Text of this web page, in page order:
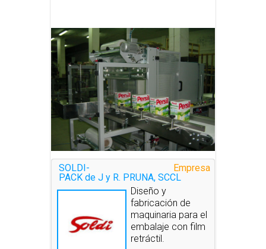
Empresa
SOLDI-
PACK de J y R. PRUNA, SCCL
Diseño y
fabricación de
maquinaria para el
embalaje con film
retráctil.